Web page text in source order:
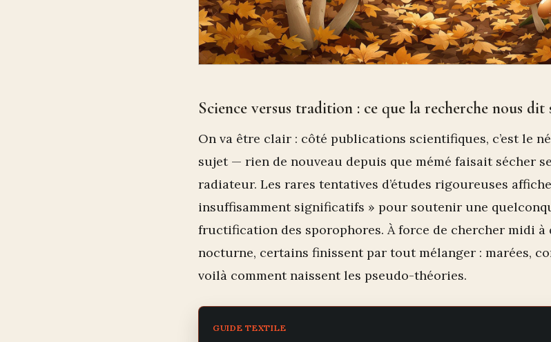
Science versus tradition : ce que la recherche nous
On va être clair : côté publications scientifiques, c’est le
sujet — rien de nouveau depuis que mémé faisait sécher
radiateur. Les rares tentatives d’études rigoureuses
insuffisamment significatifs » pour soutenir une
fructification des sporophores. À force de chercher midi à
nocturne, certains finissent par tout mélanger : marées,
voilà comment naissent les pseudo-théories.
GUIDE TEXTILE